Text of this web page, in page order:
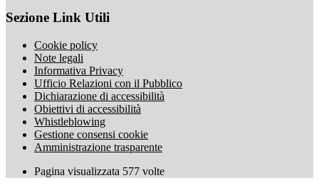
Sezione Link Utili
Cookie policy
Note legali
Informativa Privacy
Ufficio Relazioni con il Pubblico
Dichiarazione di accessibilità
Obiettivi di accessibilità
Whistleblowing
Gestione consensi cookie
Amministrazione trasparente
Pagina visualizzata 577 volte